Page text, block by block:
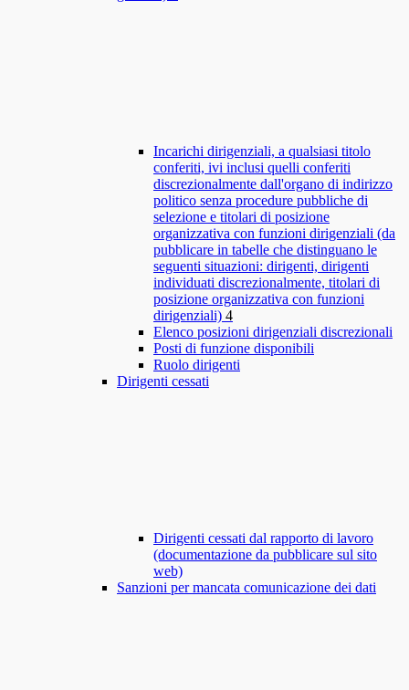
Incarichi dirigenziali, a qualsiasi titolo
conferiti, ivi inclusi quelli conferiti
discrezionalmente dall'organo di indirizzo
politico senza procedure pubbliche di
selezione e titolari di posizione
organizzativa con funzioni dirigenziali (da
pubblicare in tabelle che distinguano le
seguenti situazioni: dirigenti, dirigenti
individuati discrezionalmente, titolari di
posizione organizzativa con funzioni
dirigenziali) 4
Elenco posizioni dirigenziali discrezionali
Posti di funzione disponibili
Ruolo dirigenti
Dirigenti cessati
Dirigenti cessati dal rapporto di lavoro
(documentazione da pubblicare sul sito
web)
Sanzioni per mancata comunicazione dei dati